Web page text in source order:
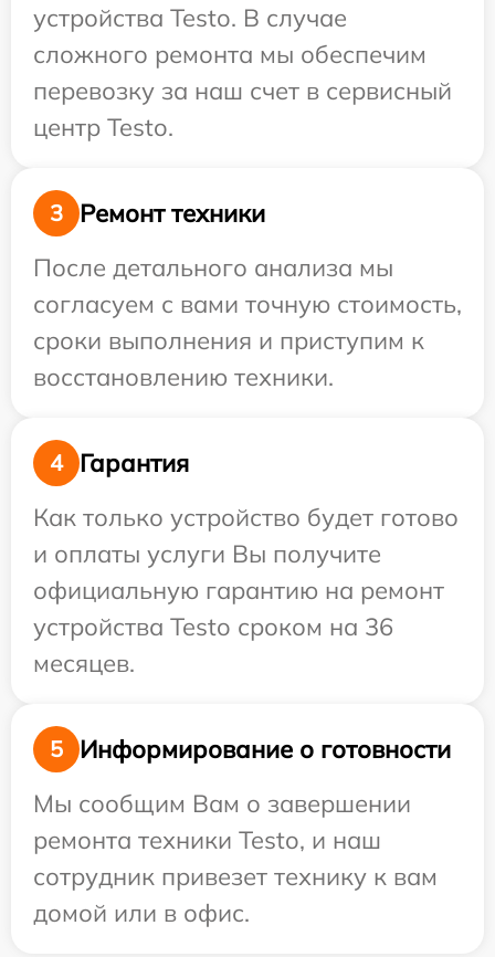
устройства Testo. В случае
сложного ремонта мы обеспечим
перевозку за наш счет в сервисный
центр Testo.
3
Ремонт техники
После детального анализа мы
согласуем с вами точную стоимость,
сроки выполнения и приступим к
восстановлению техники.
4
Гарантия
Как только устройство будет готово
и оплаты услуги Вы получите
официальную гарантию на ремонт
устройства Testo сроком на 36
месяцев.
5
Информирование о готовности
Мы сообщим Вам о завершении
ремонта техники Testo, и наш
сотрудник привезет технику к вам
домой или в офис.